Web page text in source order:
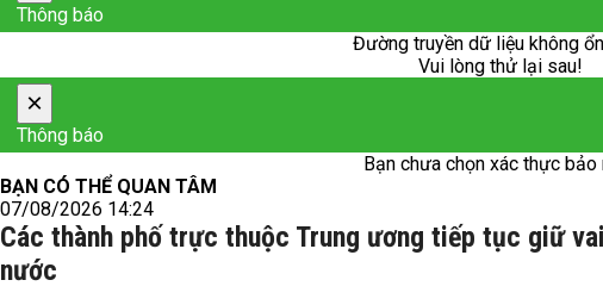
Thông báo
Đường truyền dữ liệu không
Vui lòng thử lại sau!
×
Thông báo
Bạn chưa chọn xác thực bảo
BẠN CÓ THỂ QUAN TÂM
07/08/2026 14:24
Các thành phố trực thuộc Trung ương tiếp tục giữ
nước